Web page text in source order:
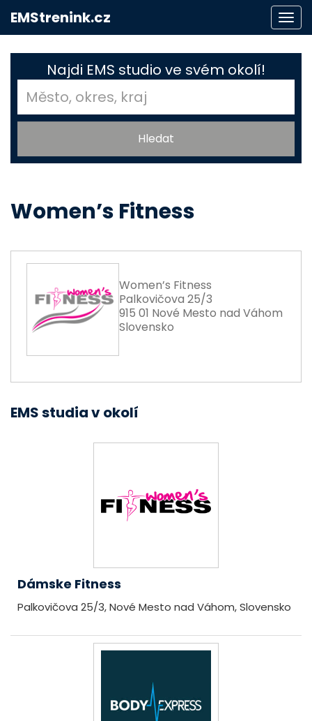
EMStrenink.cz
Najdi EMS studio ve svém okolí!
Women’s Fitness
Women’s Fitness
Palkovičova 25/3
915 01 Nové Mesto nad Váhom
Slovensko
EMS studia v okolí
Dámske Fitness
Palkovičova 25/3, Nové Mesto nad Váhom, Slovensko